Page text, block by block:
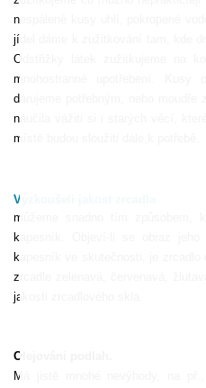
nespálené kusy uhlí, pokropené
jídel dáme k zužitkování tam, kde
Odstřižky látek zužitkujeme na
mnohostranné upotřebení.
darujeme potřebným, nebo
naučila vážiti si i starých věcí,
místě budou sloužiti dále,k potřebě.
Vyzkoušeli jakost zrcadla
můžeme snadno tím způsobem,
kapesník. Objeví-li se obraz
kapesník ve skutečnosti, je
zrcadle zelenavá, červenavá,
jakosti zrcadlového skla.
Olejováni podlah.
Má jistě mnohé nevýhody, na př.,